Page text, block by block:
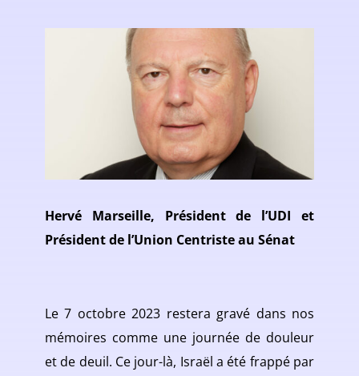
Hervé Marseille, Président de l’UDI et
Président de l’Union Centriste au Sénat
Le 7 octobre 2023 restera gravé dans nos
mémoires comme une journée de douleur
et de deuil. Ce jour-là, Israël a été frappé par